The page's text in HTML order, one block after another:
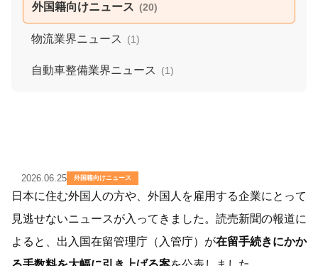
外国籍向けニュース (20)
物流業界ニュース (1)
自動車整備業界ニュース (1)
2026.06.25 外国籍向けニュース
日本に住む外国人の方や、外国人を雇用する企業にとって
見逃せないニュースが入ってきました。読売新聞の報道に
よると、出入国在留管理庁（入管庁）が在留手続きにかか